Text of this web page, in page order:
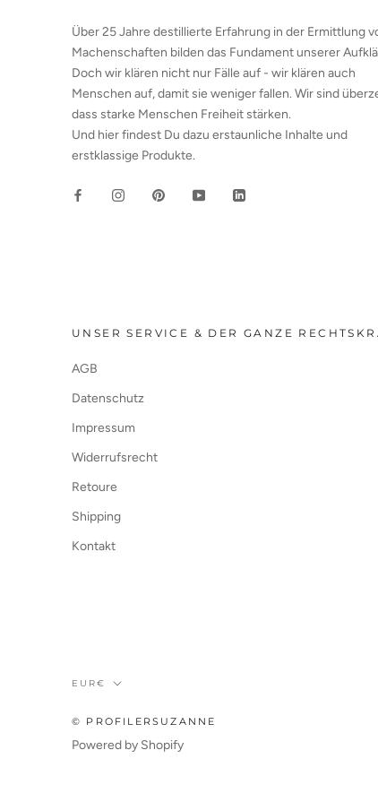
Über 25 Jahre destillierte Erfahrung in der Ermittlung
Machenschaften bilden das Fundament unserer
Doch wir klären nicht nur Fälle auf - wir klären auch
Menschen auf, damit sie weniger fallen. Wir sind
dass starke Menschen Freiheit stärken.
Und hier findest Du dazu erstaunliche Inhalte und
erstklassige Produkte.
UNSER SERVICE & DER GANZE
AGB
Datenschutz
Impressum
Widerrufsrecht
Retoure
Shipping
Kontakt
Währung
EUR€
© PROFILERSUZANNE
Powered by Shopify